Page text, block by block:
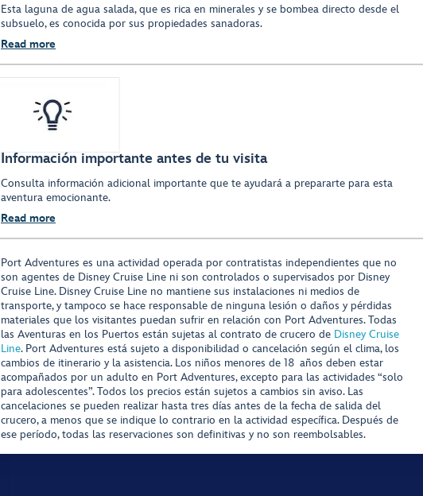
Esta laguna de agua salada, que es rica en minerales y se bombea directo desde el
subsuelo, es conocida por sus propiedades sanadoras.
Read more
Información importante antes de tu visita
Consulta información adicional importante que te ayudará a prepararte para esta
aventura emocionante.
Read more
Port Adventures es una actividad operada por contratistas independientes que no
son agentes de Disney Cruise Line ni son controlados o supervisados por Disney
Cruise Line. Disney Cruise Line no mantiene sus instalaciones ni medios de
transporte, y tampoco se hace responsable de ninguna lesión o daños y pérdidas
materiales que los visitantes puedan sufrir en relación con Port Adventures. Todas
las Aventuras en los Puertos están sujetas al contrato de crucero de Disney Cruise
Line. Port Adventures está sujeto a disponibilidad o cancelación según el clima, los
cambios de itinerario y la asistencia. Los niños menores de 18 años deben estar
acompañados por un adulto en Port Adventures, excepto para las actividades “solo
para adolescentes”. Todos los precios están sujetos a cambios sin aviso. Las
cancelaciones se pueden realizar hasta tres días antes de la fecha de salida del
crucero, a menos que se indique lo contrario en la actividad específica. Después de
ese período, todas las reservaciones son definitivas y no son reembolsables.